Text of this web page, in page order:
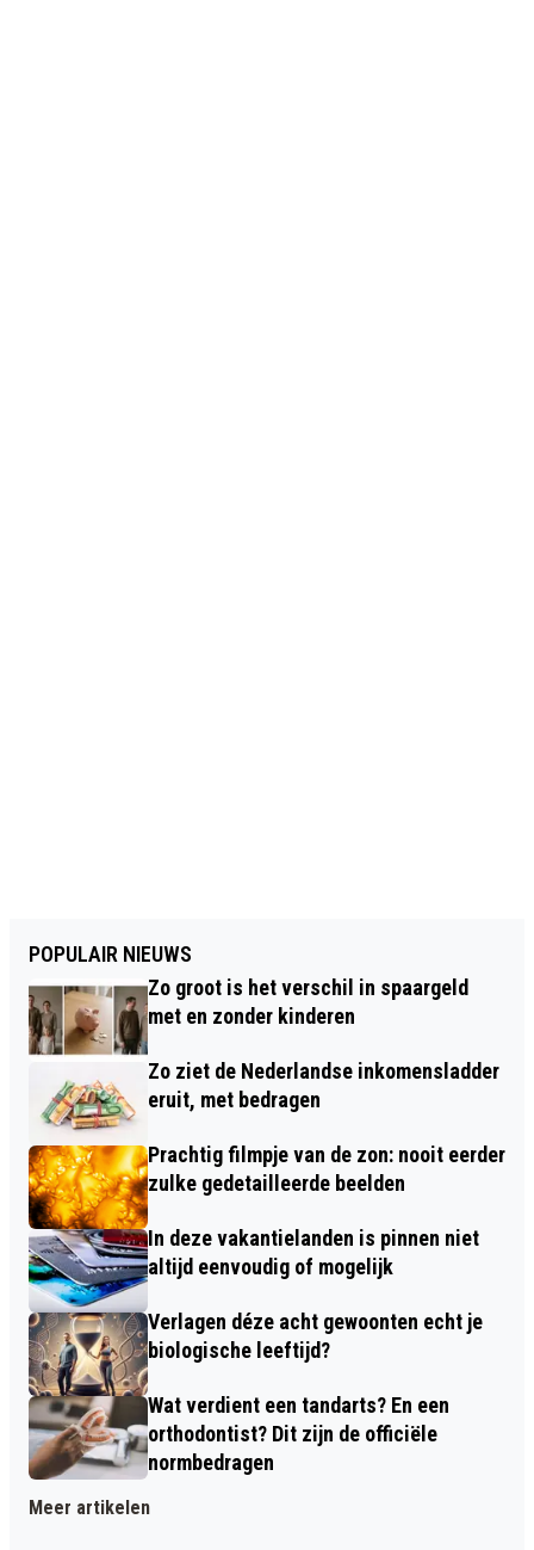
POPULAIR NIEUWS
Zo groot is het verschil in spaargeld
met en zonder kinderen
Zo ziet de Nederlandse inkomensladder
eruit, met bedragen
Prachtig filmpje van de zon: nooit eerder
zulke gedetailleerde beelden
In deze vakantielanden is pinnen niet
altijd eenvoudig of mogelijk
Verlagen déze acht gewoonten echt je
biologische leeftijd?
Wat verdient een tandarts? En een
orthodontist? Dit zijn de officiële
normbedragen
Meer artikelen